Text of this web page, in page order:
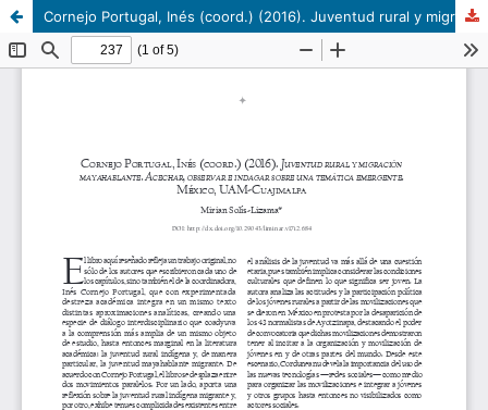
Cornejo Portugal, Inés (coord.) (2016). Juventud rural y migración mayahablante. Acechar, observar e indagar sobre una temática emergente. México, UAM-Cuajimalpa